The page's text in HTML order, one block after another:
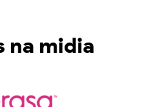
na midia